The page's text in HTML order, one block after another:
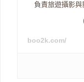
負責旅遊攝影與
boo2k.com/